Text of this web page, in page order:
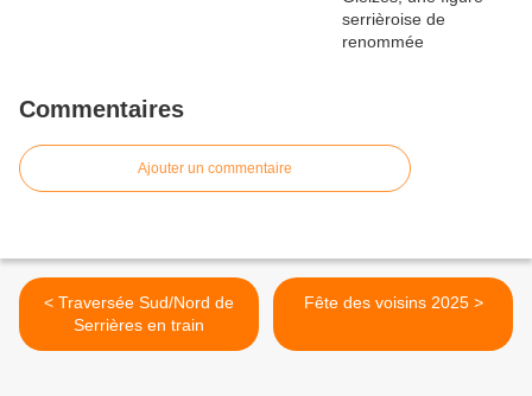
Commentaires
Ajouter un commentaire
< Traversée Sud/Nord de
Serrières en train
Fête des voisins 2025 >